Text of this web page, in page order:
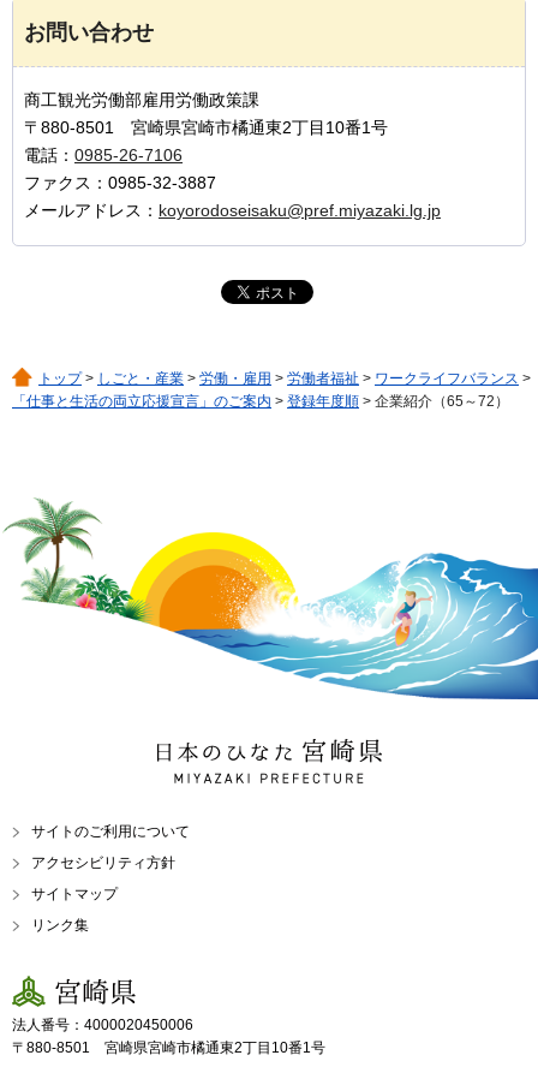
お問い合わせ
商工観光労働部雇用労働政策課
〒880-8501 宮崎県宮崎市橘通東2丁目10番1号
電話： 0985-26-7106
ファクス：0985-32-3887
メールアドレス： koyorodoseisaku@pref.miyazaki.lg.jp
トップ> しごと・産業 > 労働・雇用 > 労働者福祉 > ワークライフバランス >
「仕事と生活の両立応援宣言」のご案内 > 登録年度順 > 企業紹介（65～72）
日本のひなた 宮崎県
MIYAZAKI PREFECTURE
サイトのご利用について
アクセシビリティ方針
サイトマップ
リンク集
宮崎県
法人番号：4000020450006
〒880-8501 宮崎県宮崎市橘通東2丁目10番1号